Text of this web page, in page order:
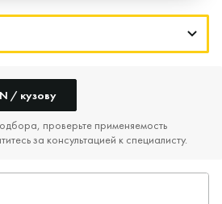
/ кузову
проверьте применяемость
за консультацией к специалисту.